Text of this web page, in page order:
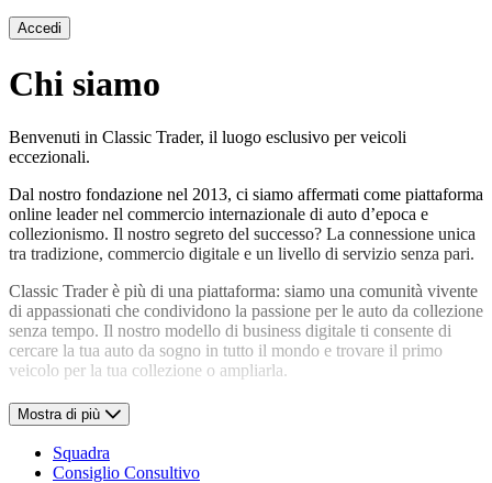
Accedi
Chi siamo
Benvenuti in Classic Trader, il luogo esclusivo per veicoli
eccezionali.
Dal nostro fondazione nel 2013, ci siamo affermati come piattaforma
online leader nel commercio internazionale di auto d’epoca e
collezionismo. Il nostro segreto del successo? La connessione unica
tra tradizione, commercio digitale e un livello di servizio senza pari.
Classic Trader è più di una piattaforma: siamo una comunità vivente
di appassionati che condividono la passione per le auto da collezione
senza tempo. Il nostro modello di business digitale ti consente di
cercare la tua auto da sogno in tutto il mondo e trovare il primo
veicolo per la tua collezione o ampliarla.
Come segno del nostro impegno per la cultura automobilistica,
Classic Trader non pubblica solo una propria rivista cartacea di alta
qualità, ma offre anche una rivista online informativa in tedesco e
inglese che ti terrà sempre aggiornato. Tuttavia, il nostro portafoglio
Mostra di più
Squadra
Consiglio Consultivo